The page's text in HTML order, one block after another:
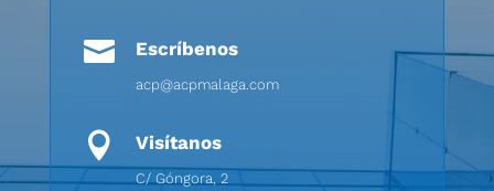
 Escríbenos
acp@acpmalaga.com
 Visítanos
C/ Góngora, 2